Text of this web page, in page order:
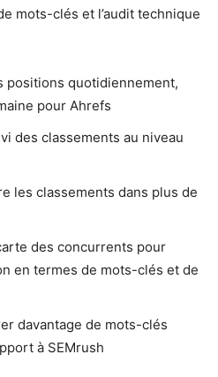
mots-clés et l’audit technique
positions quotidiennement,
pour Ahrefs
des classements au niveau
les classements dans plus de
des concurrents pour
en termes de mots-clés et de
davantage de mots-clés
à SEMrush